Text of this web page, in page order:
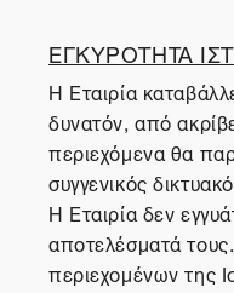
ΕΓΚΥΡΟΤΗΤΑ
Η Εταιρία
δυνατόν, από
περιεχόμενα θα
συγγενικός
Η Εταιρία δεν
αποτελέσματά
περιεχομένων της